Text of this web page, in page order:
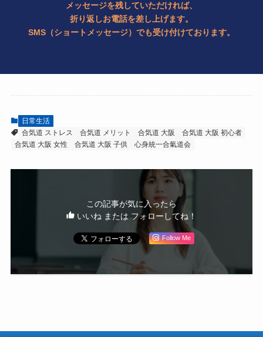
メッセージを残していただければ、
折り返しお電話を差し上げます。
SMS（ショートメッセージ）でも受け付けております。
日常生活
合気道 ストレス
合気道 メリット 合気道 大阪
合気道 大阪 初心者
合気道 大阪 女性
合気道 大阪 子供 心身統一合氣道会
この記事が気に入ったら
いいね または フォローしてね！
Follow Me